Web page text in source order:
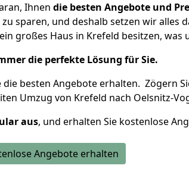
Ihnen die besten Angebote und
sparen, und deshalb setzen wir alles
großes Haus in Krefeld besitzen, was
die perfekte Lösung für Sie.
die besten Angebote erhalten. Zögern
Umzug von Krefeld nach Oelsnitz-
aus, und erhalten Sie kostenlose
Angebote erhalten